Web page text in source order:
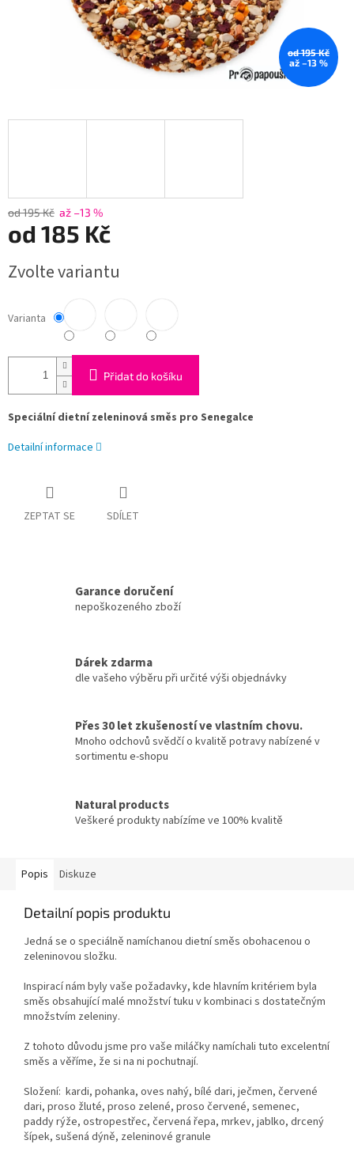
od 195 Kč
až –13 %
od 195 Kč až –13 %
od 185 Kč
cena:
Zvolte variantu
Varianta
Přidat do košíku
Speciální dietní zeleninová směs pro Senegalce
Detailní informace
ZEPTAT SE SDÍLET
Garance doručení
nepoškozeného zboží
Dárek zdarma
dle vašeho výběru při určité výši objednávky
Přes 30 let zkušeností ve vlastním chovu.
Mnoho odchovů svědčí o kvalitě potravy nabízené v
sortimentu e-shopu
Natural products
Veškeré produkty nabízíme ve 100% kvalitě
Popis Diskuze
Detailní popis produktu
Jedná se o speciálně namíchanou dietní směs obohacenou o
zeleninovou složku.
Inspirací nám byly vaše požadavky, kde hlavním kritériem byla
směs obsahující malé množství tuku v kombinaci s dostatečným
množstvím zeleniny.
Z tohoto důvodu jsme pro vaše miláčky namíchali tuto excelentní
směs a věříme, že si na ni pochutnají.
Složení: kardi, pohanka, oves nahý, bílé dari, ječmen, červené
dari, proso žluté, proso zelené, proso červené, semenec,
paddy rýže, ostropestřec, červená řepa, mrkev, jablko, drcený
šípek, sušená dýně, zeleninové granule